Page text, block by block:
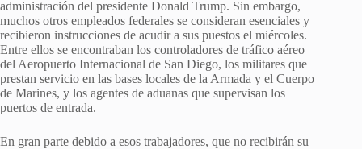
administración del presidente Donald Trump. Sin embargo,
muchos otros empleados federales se consideran esenciales y
recibieron instrucciones de acudir a sus puestos el miércoles.
Entre ellos se encontraban los controladores de tráfico aéreo
del Aeropuerto Internacional de San Diego, los militares que
prestan servicio en las bases locales de la Armada y el Cuerpo
de Marines, y los agentes de aduanas que supervisan los
puertos de entrada.
En gran parte debido a esos trabajadores, que no recibirán su